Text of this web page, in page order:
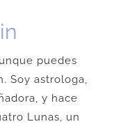
puedes
Soy astrologa,
y hace
Lunas, un